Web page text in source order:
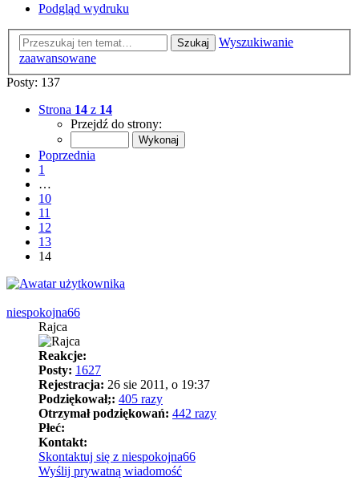
Podgląd wydruku
Szukaj
Wyszukiwanie
zaawansowane
Posty: 137
Strona 14 z 14
Przejdź do strony:
Poprzednia
1
…
10
11
12
13
14
niespokojna66
Rajca
Reakcje:
Posty: 1627
Rejestracja: 26 sie 2011, o 19:37
Podziękował;: 405 razy
Otrzymał podziękowań: 442 razy
Płeć:
Kontakt:
Skontaktuj się z niespokojna66
Wyślij prywatną wiadomość